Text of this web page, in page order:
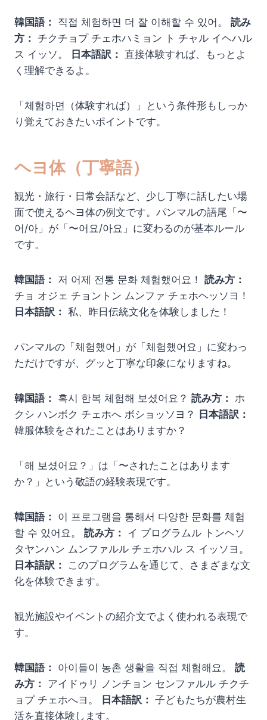
韓国語： 직접 체험하면 더 잘 이해할 수 있어。 読み
方： チクチョプ チェホハミョン ト チャル イヘハル
ス イッソ。
日本語訳： 直接体験すれば、もっとよ
く理解できるよ。
「체험하면（体験すれば）」という条件形もしっか
り覚えておきたいポイントです。
ヘヨ体（丁寧語）
観光・旅行・日常会話など、少し丁寧に話したい場
面で使えるヘヨ体の例文です。パンマルの語尾「〜
어/아」が「〜어요/아요」に変わるのが基本ルール
です。
韓国語： 저 어제 전통 문화 체험했어요！ 読み方：
チョ オジェ チョントン ムンファ チェホヘッソヨ！
日本語訳： 私、昨日伝統文化を体験しました！
パンマルの「체험했어」が「체험했어요」に変わっ
ただけですが、グッと丁寧な印象になりますね。
韓国語： 혹시 한복 체험해 보셨어요？ 読み方： ホ
クシ ハンボク チェホへ ボショッソヨ？
日本語訳：
韓服体験をされたことはありますか？
「해 보셨어요？」は「〜されたことはあります
か？」という敬語の経験表現です。
韓国語： 이 프로그램을 통해서 다양한 문화를 체험
할 수 있어요。 読み方： イ プログラムル トンヘソ
タヤンハン ムンファルル チェホハル ス イッソヨ。
日本語訳：
このプログラムを通じて、さまざまな文
化を体験できます。
観光施設やイベントの紹介文でよく使われる表現で
す。
韓国語： 아이들이 농촌 생활을 직접 체험해요。 読
み方： アイドゥリ ノンチョン センファルル チクチ
ョプ チェホへヨ。
日本語訳： 子どもたちが農村生
活を直接体験します。